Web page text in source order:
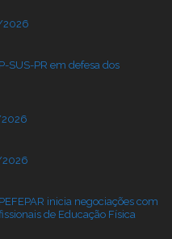
2026
SUS-PR em defesa dos
2026
2026
inicia negociações com
de Educação Física